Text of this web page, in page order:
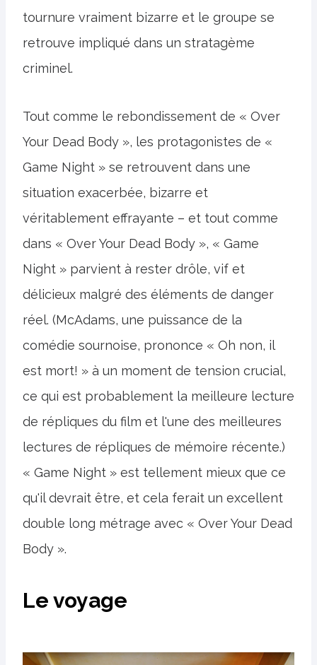
tournure vraiment bizarre et le groupe se
retrouve impliqué dans un stratagème
criminel.
Tout comme le rebondissement de « Over
Your Dead Body », les protagonistes de «
Game Night » se retrouvent dans une
situation exacerbée, bizarre et
véritablement effrayante – et tout comme
dans « Over Your Dead Body », « Game
Night » parvient à rester drôle, vif et
délicieux malgré des éléments de danger
réel. (McAdams, une puissance de la
comédie sournoise, prononce « Oh non, il
est mort! » à un moment de tension crucial,
ce qui est probablement la meilleure lecture
de répliques du film et l'une des meilleures
lectures de répliques de mémoire récente.)
« Game Night » est tellement mieux que ce
qu'il devrait être, et cela ferait un excellent
double long métrage avec « Over Your Dead
Body ».
Le voyage